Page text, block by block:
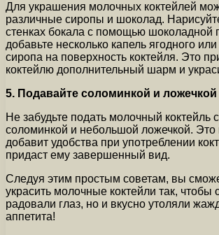
Для украшения молочных коктейлей
различные сиропы и шоколад.
стенках бокала с помощью шоколадной
добавьте несколько капель ягодного
сиропа на поверхность коктейля. Это
коктейлю дополнительный шарм и
5. Подавайте соломинкой и ложечкой
Не забудьте подать молочный коктейль
соломинкой и небольшой ложечкой. Это
добавит удобства при употреблении
придаст ему завершенный вид.
Следуя этим простым советам, вы
украсить молочные коктейли так, чтобы
радовали глаз, но и вкусно утоляли
аппетита!